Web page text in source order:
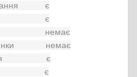
є
є
немає
немає
є
є